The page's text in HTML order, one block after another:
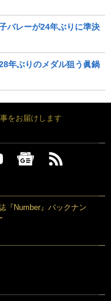
バレーが24年ぶりに準決
年ぶりのメダル狙う眞鍋
をお届けします
『Number』バックナン